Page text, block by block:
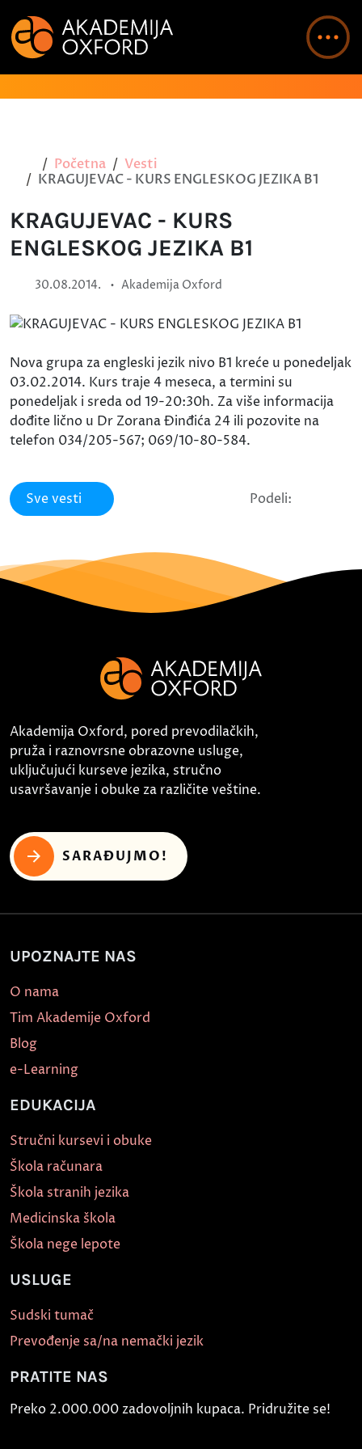
Početna
Vesti
KRAGUJEVAC - KURS ENGLESKOG JEZIKA B1
KRAGUJEVAC - KURS
ENGLESKOG JEZIKA B1
30.08.2014. • Akademija Oxford
Nova grupa za engleski jezik nivo B1 kreće u ponedeljak
03.02.2014. Kurs traje 4 meseca, a termini su
ponedeljak i sreda od 19-20:30h. Za više informacija
dođite lično u Dr Zorana Đinđića 24 ili pozovite na
telefon 034/205-567; 069/10-80-584.
Sve vesti Podeli:
Akademija Oxford, pored prevodilačkih,
pruža i raznovrsne obrazovne usluge,
uključujući kurseve jezika, stručno
usavršavanje i obuke za različite veštine.
SARAĐUJMO!
UPOZNAJTE NAS
O nama
Tim Akademije Oxford
Blog
e-Learning
EDUKACIJA
Stručni kursevi i obuke
Škola računara
Škola stranih jezika
Medicinska škola
Škola nege lepote
USLUGE
Sudski tumač
Prevođenje sa/na nemački jezik
PRATITE NAS
Preko 2.000.000 zadovoljnih kupaca. Pridružite se!